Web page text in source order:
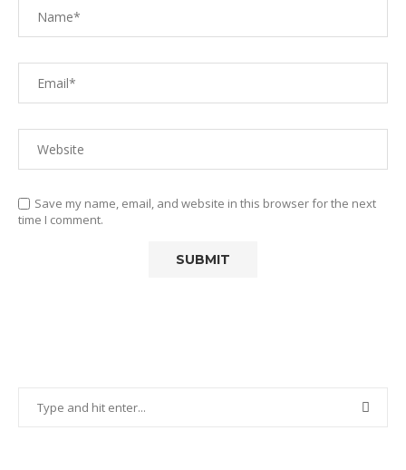
Save my name, email, and website in this browser for the next
time I comment.